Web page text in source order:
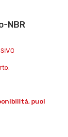
NBR
puoi